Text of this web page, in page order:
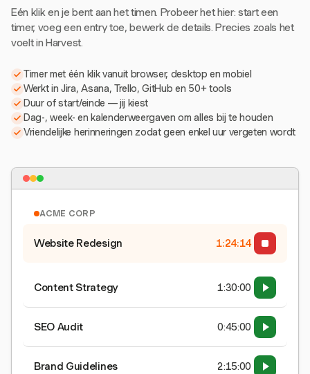
Eén klik en je bent aan het timen. Probeer het hier: start een
timer, voeg een entry toe, bewerk de details. Precies zoals het
voelt in Harvest.
Timer met één klik vanuit browser, desktop en mobiel
Werkt in Jira, Asana, Trello, GitHub en 50+ tools
Duur of start/einde — jij kiest
Dag-, week- en kalenderweergaven om alles bij te houden
Vriendelijke herinneringen zodat geen enkel uur vergeten wordt
ACME CORP
Website Redesign 1:24:15
Content Strategy 1:30:00
SEO Audit 0:45:00
Brand Guidelines 2:15:00